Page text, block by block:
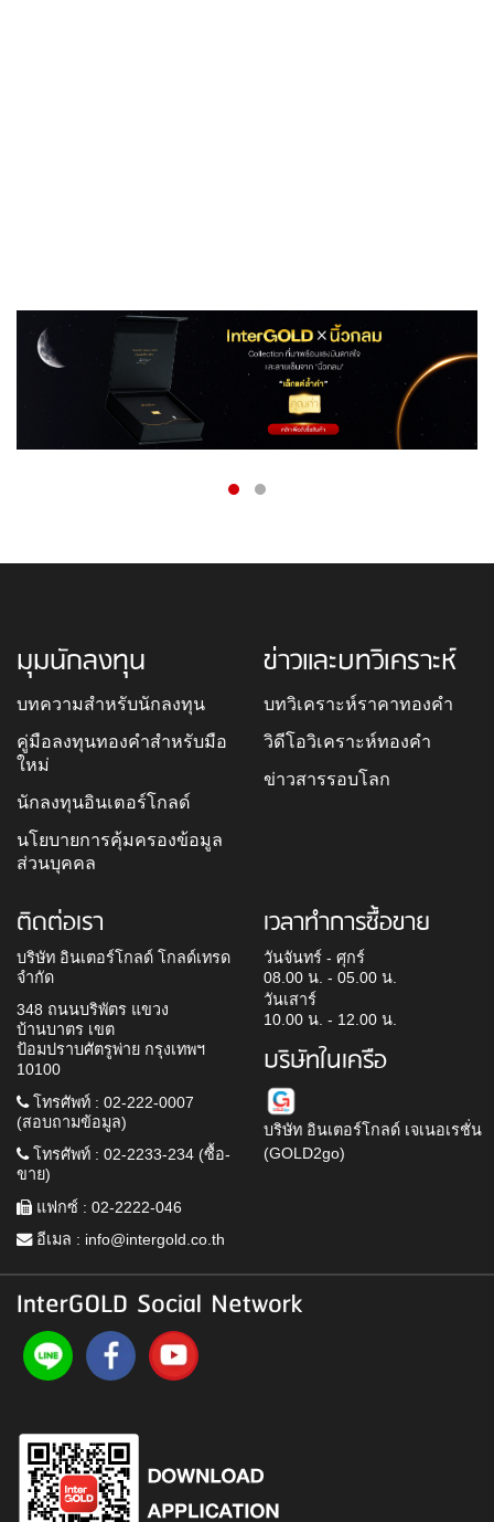
มุมนักลงทุน
บทความสำหรับนักลงทุน
คู่มือลงทุนทองคำสำหรับมือ
ใหม่
นักลงทุนอินเตอร์โกลด์
นโยบายการคุ้มครองข้อมูล
ส่วนบุคคล
ข่าวและบทวิเคราะห์
บทวิเคราะห์ราคาทองคำ
วิดีโอวิเคราะห์ทองคำ
ข่าวสารรอบโลก
ติดต่อเรา
บริษัท อินเตอร์โกลด์ โกลด์เทรด
จำกัด
348 ถนนบริพัตร แขวง
บ้านบาตร เขต
ป้อมปราบศัตรูพ่าย กรุงเทพฯ
10100
โทรศัพท์ : 02-222-0007
(สอบถามข้อมูล)
โทรศัพท์ : 02-2233-234 (ซื้อ-
ขาย)
แฟกซ์ : 02-2222-046
อีเมล : info@intergold.co.th
เวลาทำการซื้อขาย
วันจันทร์ - ศุกร์
08.00 น. - 05.00 น.
วันเสาร์
10.00 น. - 12.00 น.
บริษัทในเครือ
บริษัท อินเตอร์โกลด์ เจเนอเรชั่น
(GOLD2go)
InterGOLD Social Network